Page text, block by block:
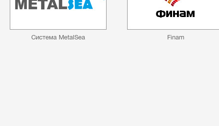
Cистема MetalSea Finam